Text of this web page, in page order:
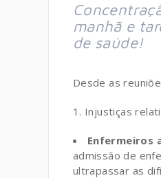
manhã e
de saúde!
Desde as
Injustiças
Enfermeiros
admissão de
ultrapassar as